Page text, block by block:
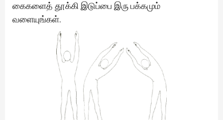
கைகளைத் தூக்கி இடுப்பை இரு பக்கமும்
வளையுங்கள்.